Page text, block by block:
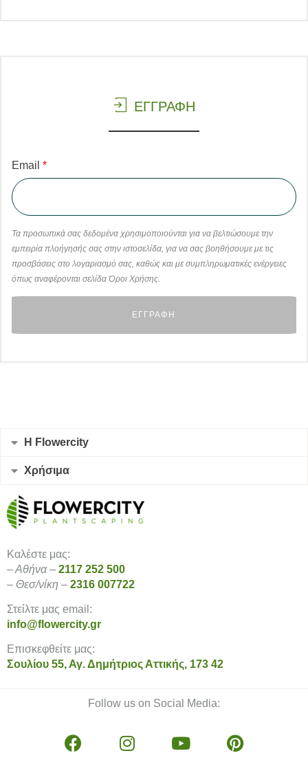
ΕΓΓΡΑΦΗ
Email *
Τα προσωπικά σας δεδομένα χρησιμοποιούνται για να βελτιώσουμε την
εμπειρία πλοήγησής σας στην ιστοσελίδα, για να σας βοηθήσουμε με τις
προσβάσεις στο λογαριασμό σας, καθώς και με συμπληρωματικές ενέργειες
όπως αναφέρονται σελίδα Όροι Χρήσης.
Η Flowercity
Χρήσιμα
Καλέστε μας:
– Αθήνα – 2117 252 500
– Θεσ/νίκη – 2316 007722
Στείλτε μας email:
info@flowercity.gr
Επισκεφθείτε μας:
Σουλίου 55, Αγ. Δημήτριος Αττικής, 173 42
Follow us on Social Media: